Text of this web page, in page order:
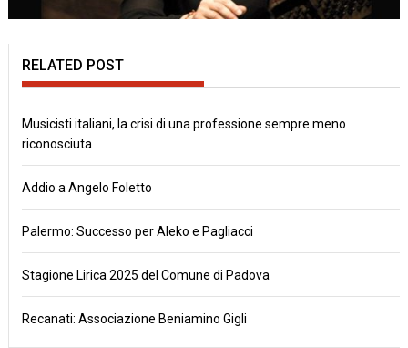
RELATED POST
Musicisti italiani, la crisi di una professione sempre meno
riconosciuta
Addio a Angelo Foletto
Palermo: Successo per Aleko e Pagliacci
Stagione Lirica 2025 del Comune di Padova
Recanati: Associazione Beniamino Gigli